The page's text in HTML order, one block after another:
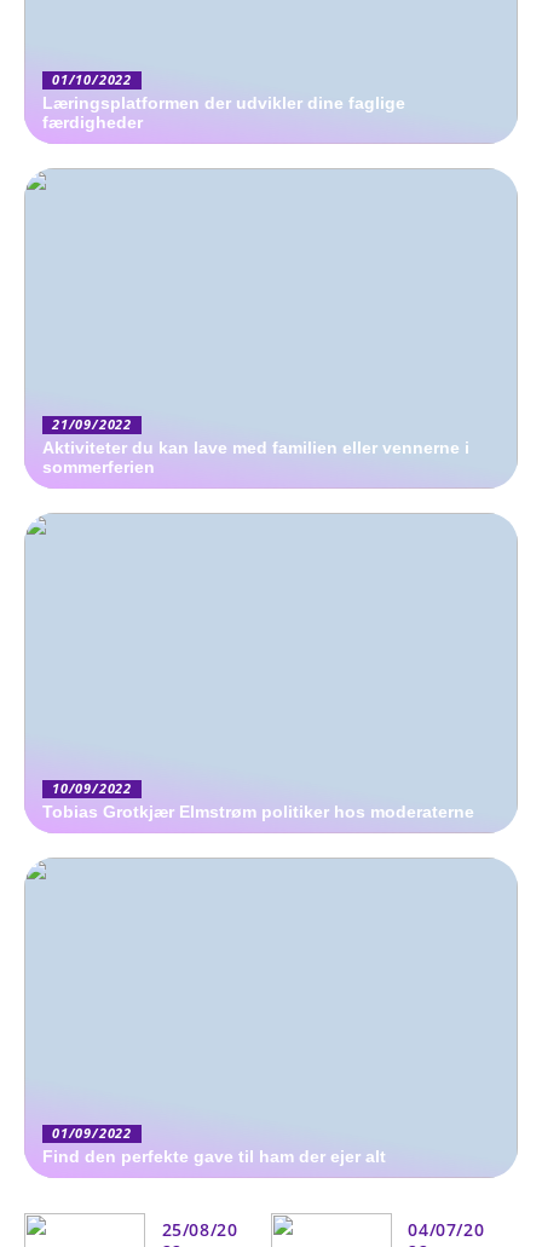
01/10/2022
Læringsplatformen der udvikler dine faglige
færdigheder
21/09/2022
Aktiviteter du kan lave med familien eller vennerne i
sommerferien
10/09/2022
Tobias Grotkjær Elmstrøm politiker hos moderaterne
01/09/2022
Find den perfekte gave til ham der ejer alt
25/08/20
04/07/20